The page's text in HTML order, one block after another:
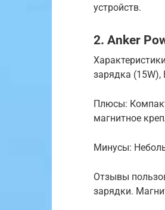
устройств.
2. Anker
зарядка (15W),
Плюсы:
магнитное
Минусы:
Отзывы
зарядки.